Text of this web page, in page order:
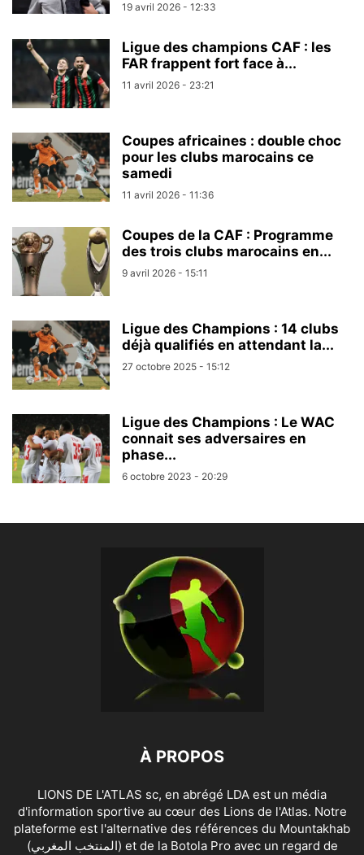
19 avril 2026 - 12:33
Ligue des champions CAF : les
FAR frappent fort face à...
11 avril 2026 - 23:21
Coupes africaines : double choc
pour les clubs marocains ce
samedi
11 avril 2026 - 11:36
Coupes de la CAF : Programme
des trois clubs marocains en...
9 avril 2026 - 15:11
Ligue des Champions : 14 clubs
déjà qualifiés en attendant la...
27 octobre 2025 - 15:12
Ligue des Champions : Le WAC
connait ses adversaires en
phase...
6 octobre 2023 - 20:29
À PROPOS
LIONS DE L'ATLAS sc, en abrégé LDA est un média
d'information sportive au cœur des Lions de l'Atlas. Notre
plateforme est l'alternative des références du Mountakhab
(المنتخب المغربي) et de la Botola Pro avec un regard de